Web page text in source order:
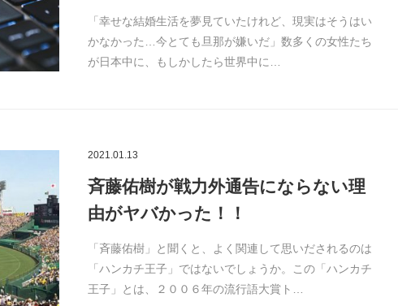
「幸せな結婚生活を夢見ていたけれど、現実はそうはい
かなかった…今とても旦那が嫌いだ」数多くの女性たち
が日本中に、もしかしたら世界中に…
2021.01.13
斉藤佑樹が戦力外通告にならない理
由がヤバかった！！
「斉藤佑樹」と聞くと、よく関連して思いだされるのは
「ハンカチ王子」ではないでしょうか。この「ハンカチ
王子」とは、２００６年の流行語大賞ト…